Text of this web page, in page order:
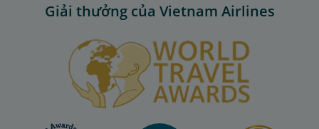
Giải thưởng của Vietnam Airlines